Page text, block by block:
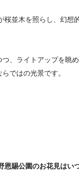
桜並木を照らし、幻想
、ライトアップを眺
ではの光景です。
恩賜公園のお花見はい